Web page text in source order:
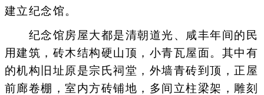
建立纪念馆。
纪念馆房屋大都是清朝道光、咸丰年间的民
用建筑，砖木结构硬山顶，小青瓦屋面。其中有
的机构旧址原是宗氏祠堂，外墙青砖到顶，正屋
前廊卷棚，室内方砖铺地，多间立柱梁架，雕刻